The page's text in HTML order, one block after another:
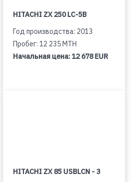
HITACHI ZX 250 LC-5B
Год производства: 2013
Пробег: 12 235 MTH
Начальная цена:12 678 EUR
HITACHI ZX 85 USBLCN - 3